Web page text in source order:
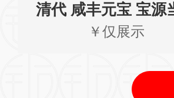
清代 咸丰元宝 宝源
￥仅展示